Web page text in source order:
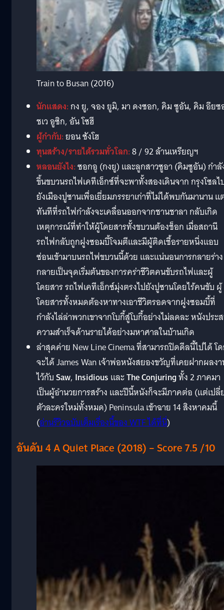
Train to Busan (2016)
นักแสดง:กง ยู, จอง ยูมิ, มา ดงซอก, คิม ซูอัน, คิม อึยซ
ชเว อูซิก, อัน โซฮี
ผู้กำกับ:ยอน ซังโฮ
ทุนสร้าง/รายได้รวมทั่วโลก:8 / 92 ล้านเหรียญฯ
หลอนยังไง:ซอกอู (กงยู) และลูกสาวซูอา (คิมซูอัน) กำลั
ขึ้นขบวนรถไฟเคทีเอ็กซ์ที่จะพาทั้งสองเดินจาก กรุงโซลไ
ยังเมืองปูซานเพื่อเยี่ยมภรรยาเก่าที่ไม่ได้พบกันมานาน แ
ทันทีที่รถไฟกำลังจะเคลื่อนออกจากชานชาลา กลับเกิด
เหตุการณ์ที่ทำให้ผู้โดยสารทั้งขบวนต้องช็อก เมื่อสถานี
รถไฟกลับถูกฝูงซอมบี้โจมตีและมีผู้ติดเชื้อรายหนึ่งแอบ
ซ่อนเข้ามาบนรถไฟขบวนนี้ด้วย และแน่นอนการกลายร่าง
กลายเป็นจุดเริ่มต้นของการคร่าชีวิตคนขับรถไฟและผู้
โดยสาร รถไฟเคทีเอ็กซ์มุ่งตรงไปยังปูซานโดยไร้คนขับ ผู้
โดยสารทั้งหมดต้องหาทางเอาชีวิตรอดจากฝูงซอมบี้ที่
กำลังไล่ล่าพวกเขาจากโบกี้สู่โบกี้อย่างไม่ลดละ หนังประ
ความสำเร็จด้านรายได้อย่างมหาศาลในบ้านเกิด
ล่าสุดค่าย New Line Cinema ที่สามารถปิดดีลนี้ไปได้ โ
จะได้ James Wan เจ้าพ่อหนังสยองขวัญที่เคยฝากผลง
ไว้กับSaw, Insidious และThe Conjuringทั้ง 2 ภาคมา
เป็นผู้อำนวยการสร้าง และปีนี้หนังก็จะมีภาคต่อ (แต่เปลี่
ตัวละครใหม่ทั้งหมด) Peninsula เข้าฉาย 14 สิงหาคมนี้
(อ่านรีวิวฉบับเต็มเรื่องนี้ของ WTF ได้ที่นี่)
อันดับ 4 A Quiet Place (2018) – Score 7.5 /10